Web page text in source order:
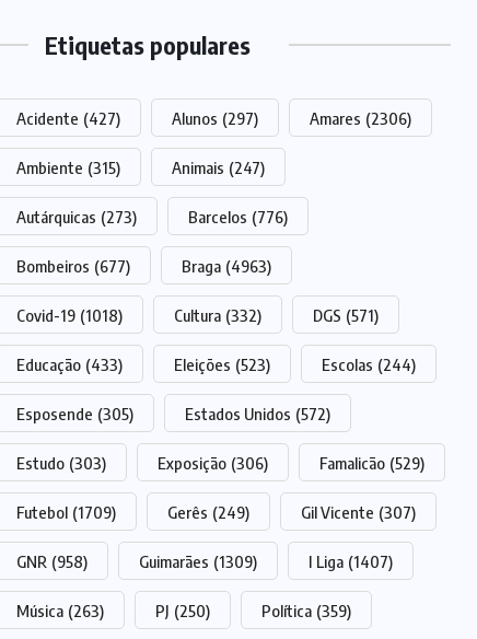
Etiquetas populares
Acidente (427) Alunos (297) Amares (2306)
Ambiente (315) Animais (247)
Autárquicas (273) Barcelos (776)
Bombeiros (677) Braga (4963)
Covid-19 (1018) Cultura (332) DGS (571)
Educação (433) Eleições (523) Escolas (244)
Esposende (305) Estados Unidos (572)
Estudo (303) Exposição (306) Famalicão (529)
Futebol (1709) Gerês (249) Gil Vicente (307)
GNR (958) Guimarães (1309) I Liga (1407)
Música (263) PJ (250) Política (359)